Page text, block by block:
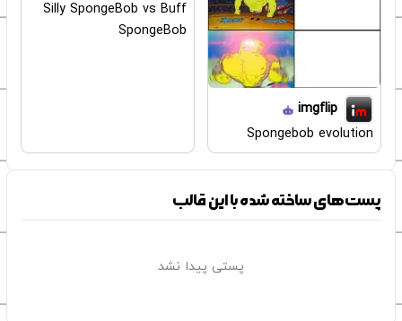
imgflip
Spongebob evolution
Silly SpongeBob vs Buff
SpongeBob
پست‌های ساخته شده با این قالب
پستی پیدا نشد